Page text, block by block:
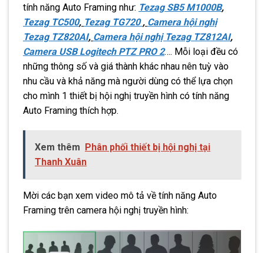
tính năng Auto Framing như: Tezag SB5 M1000B,
Tezag TC500, Tezag TG720, Camera hội nghị
Tezag TZ820AI, Camera hội nghị Tezag TZ812AI,
Camera USB Logitech PTZ PRO 2…. Mỗi loại đều có
những thông số và giá thành khác nhau nên tuỳ vào
nhu cầu và khả năng mà người dùng có thể lựa chọn
cho mình 1 thiết bị hội nghị truyền hình có tính năng
Auto Framing thích hợp.
Xem thêm
Phân phối thiết bị hội nghị tại
Thanh Xuân
Mời các bạn xem video mô tả về tính năng Auto
Framing trên camera hội nghị truyền hình: